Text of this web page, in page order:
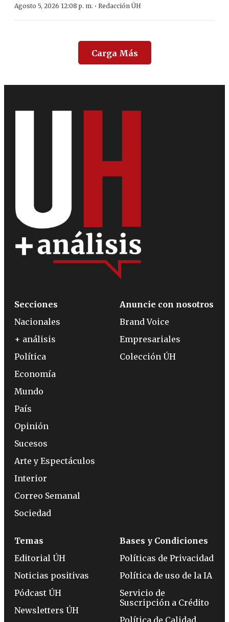
Agosto 5, 2026 12:08 p. m. · Redacción ÚH
Carga Más
Secciones
Nacionales
+ análisis
Política
Economía
Mundo
País
Opinión
Sucesos
Arte y Espectáculos
Interior
Correo Semanal
Sociedad
Anuncie con nosotros
Brand Voice
Empresariales
Colección ÚH
Temas
Editorial ÚH
Noticias positivas
Pódcast ÚH
Newsletters ÚH
Bases y Condiciones
Políticas de Privacidad
Política de uso de la IA
Servicio de
Suscripción a Crédito
Política de Calidad